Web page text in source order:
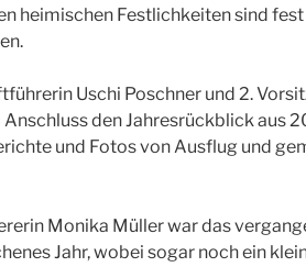
heimischen Festlichkeiten sind
Uschi Poschner und 2.
den Jahresrückblick aus
und Fotos von Ausflug und
Monika Müller war das
Jahr, wobei sogar noch ein